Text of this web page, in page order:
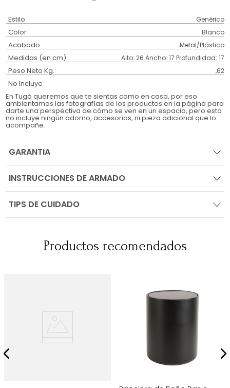
Estilo Genérico
Color Blanco
Acabado Metal/Plástico
Medidas (en cm) Alto: 26 Ancho: 17 Profundidad: 17
Peso Neto Kg. ,62
No Incluye
En Tugó queremos que te sientas como en casa, por eso
ambientamos las fotografías de los productos en la página para
darte una perspectiva de cómo se ven en un espacio, pero esto
no incluye ningún adorno, accesorios, ni pieza adicional que lo
acompañe.
GARANTIA
INSTRUCCIONES DE ARMADO
TIPS DE CUIDADO
Productos recomendados